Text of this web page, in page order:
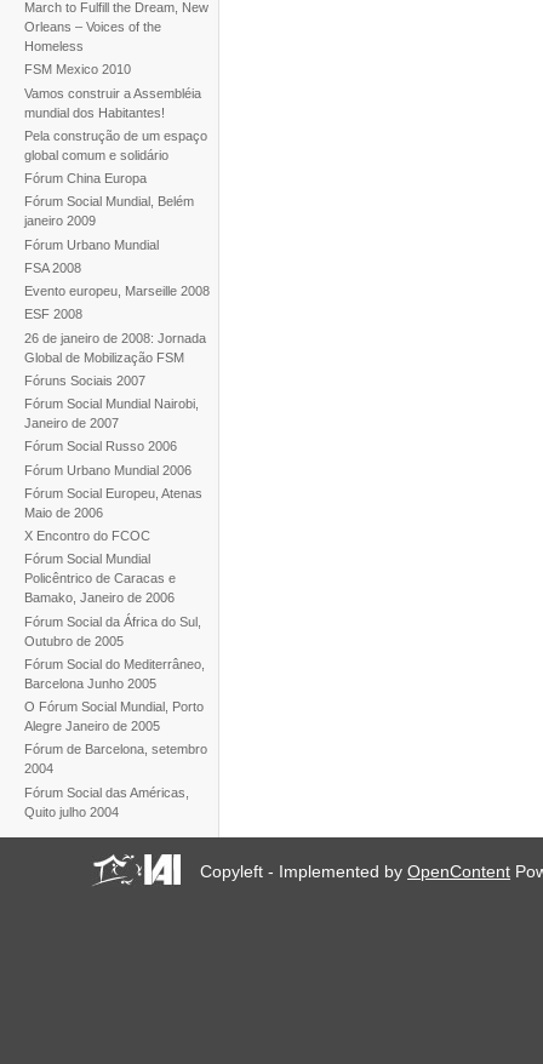
March to Fulfill the Dream, New
Orleans – Voices of the
Homeless
FSM Mexico 2010
Vamos construir a Assembléia
mundial dos Habitantes!
Pela construção de um espaço
global comum e solidário
Fórum China Europa
Fórum Social Mundial, Belém
janeiro 2009
Fórum Urbano Mundial
FSA 2008
Evento europeu, Marseille 2008
ESF 2008
26 de janeiro de 2008: Jornada
Global de Mobilização FSM
Fóruns Sociais 2007
Fórum Social Mundial Nairobi,
Janeiro de 2007
Fórum Social Russo 2006
Fórum Urbano Mundial 2006
Fórum Social Europeu, Atenas
Maio de 2006
X Encontro do FCOC
Fórum Social Mundial
Policêntrico de Caracas e
Bamako, Janeiro de 2006
Fórum Social da África do Sul,
Outubro de 2005
Fórum Social do Mediterrâneo,
Barcelona Junho 2005
O Fórum Social Mundial, Porto
Alegre Janeiro de 2005
Fórum de Barcelona, setembro
2004
Fórum Social das Américas,
Quito julho 2004
Copyleft - Implemented byOpenContent